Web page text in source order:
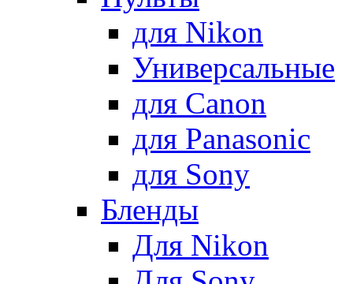
для Nikon
Универсальные
для Canon
для Panasonic
для Sony
Бленды
Для Nikon